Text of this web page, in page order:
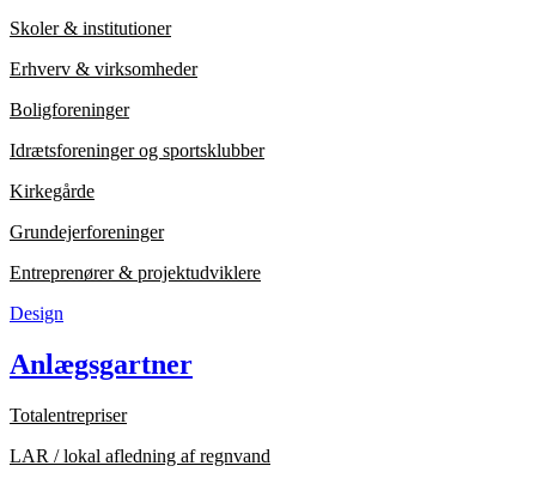
Skoler & institutioner
Erhverv & virksomheder
Boligforeninger
Idrætsforeninger og sportsklubber
Kirkegårde
Grundejerforeninger
Entreprenører & projektudviklere
Design
Anlægsgartner
Totalentrepriser
LAR / lokal afledning af regnvand